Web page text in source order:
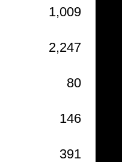
1,009
2,247
80
146
391